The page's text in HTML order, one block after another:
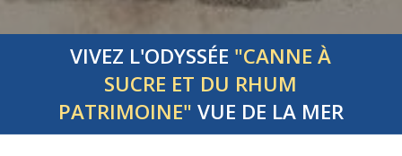
VIVEZ L'ODYSSÉE "CANNE À
SUCRE ET DU RHUM
PATRIMOINE" VUE DE LA MER